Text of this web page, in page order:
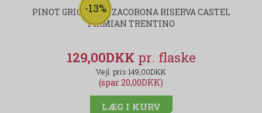
-13%
PINOT GRIGIO MEZZACORONA RISERVA CASTEL
FIRMIAN TRENTINO
129,00DKK
149,00DKK
(spar 20,00DKK)
LÆG I KURV